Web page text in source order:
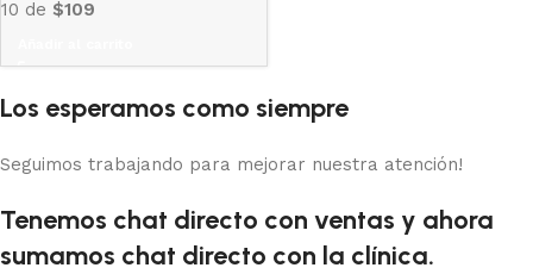
10 de $109
Los esperamos como siempre
Seguimos trabajando para mejorar nuestra atención!
Tenemos chat directo con ventas y ahora
sumamos chat directo con la clínica.